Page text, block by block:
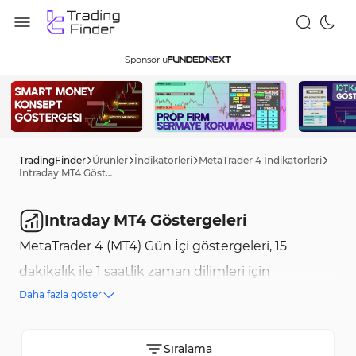
Sponsorlu
TradingFinder Ürünler İndikatörleri MetaTrader 4 İndikatörleri
Intraday MT4 Göstergeleri
Intraday MT4 Göstergeleri
MetaTrader 4 (MT4) Gün İçi göstergeleri, 15
dakikalık ile 1 saatlik zaman dilimleri için
tasarlanmıştır. Bu TradingFinder göstergeleri
hareketlerini, seans etkilerini ve likidite
Daha fazla göster
Sıralama